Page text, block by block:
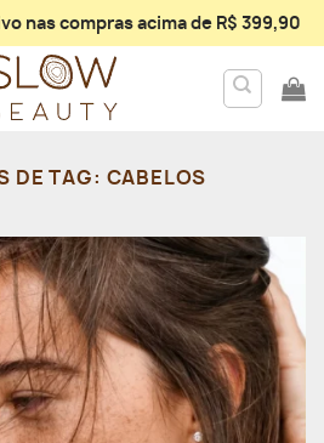
nas compras acima de R$ 399,90
DE TAG: CABELOS